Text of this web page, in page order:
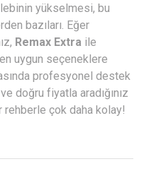
yükselmesi, bu
bazıları. Eğer
Remax Extra ile
uygun seçeneklere
profesyonel destek
doğru fiyatla aradığınız
rehberle çok daha kolay!